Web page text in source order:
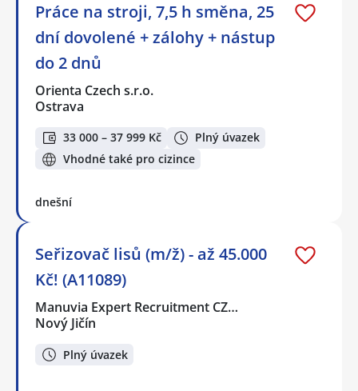
Práce na stroji, 7,5 h směna, 25
dní dovolené + zálohy + nástup
do 2 dnů
Orienta Czech s.r.o.
Ostrava
33 000 – 37 999 Kč
Plný úvazek
Vhodné také pro cizince
dnešní
Seřizovač lisů (m/ž) - až 45.000
Kč! (A11089)
Manuvia Expert Recruitment CZ…
Nový Jičín
Plný úvazek